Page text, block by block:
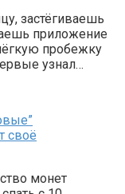
застёгиваешь
приложение
пробежку
узнал…
своё
монет